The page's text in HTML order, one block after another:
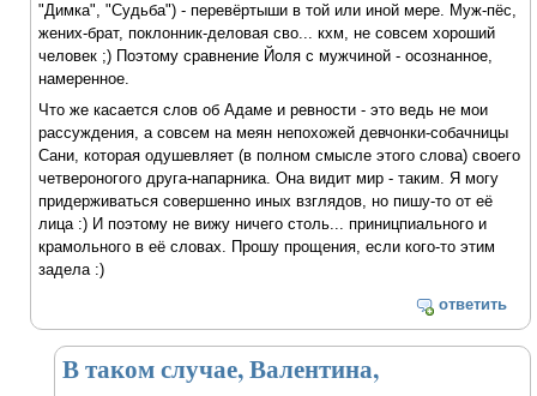
"Димка", "Судьба") - перевёртыши в той или иной мере. Муж-пёс,
жених-брат, поклонник-деловая сво... кхм, не совсем хороший
человек ;) Поэтому сравнение Йоля с мужчиной - осознанное,
намеренное.
Что же касается слов об Адаме и ревности - это ведь не мои
рассуждения, а совсем на меян непохожей девчонки-собачницы
Сани, которая одушевляет (в полном смысле этого слова) своего
четвероногого друга-напарника. Она видит мир - таким. Я могу
придерживаться совершенно иных взглядов, но пишу-то от её
лица :) И поэтому не вижу ничего столь... приницпиального и
крамольного в её словах. Прошу прощения, если кого-то этим
задела :)
ответить
В таком случае, Валентина,